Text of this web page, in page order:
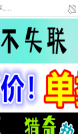
本网站提供资源工具下载，大老表资源工具，大表哥资源网软件工具，大老表资源下载，活动线报福利资源分享,活动线报，大型网游经典游戏，网络热门技术游戏辅助交流与分享。